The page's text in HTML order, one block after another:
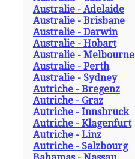
Australie - Adelaide
Australie - Brisbane
Australie - Darwin
Australie - Hobart
Australie - Melbourne
Australie - Perth
Australie - Sydney
Autriche - Bregenz
Autriche - Graz
Autriche - Innsbruck
Autriche - Klagenfurt
Autriche - Linz
Autriche - Salzbourg